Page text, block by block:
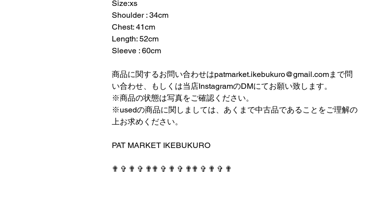
Size:xs
Shoulder : 34cm
Chest: 41cm
Length: 52cm
Sleeve : 60cm
商品に関するお問い合わせはpatmarket.ikebukuro@gmail.comまで問
い合わせ、もしくは当店InstagramのDMにてお願い致します。
※商品の状態は写真をご確認ください。
※usedの商品に関しましては、あくまで中古品であることをご理解の
上お求めください。
PAT MARKET IKEBUKURO
✟ ✞ ✟ ✞ ✟✟ ✞ ✟ ✞ ✟✟ ✞ ✟ ✞ ✟